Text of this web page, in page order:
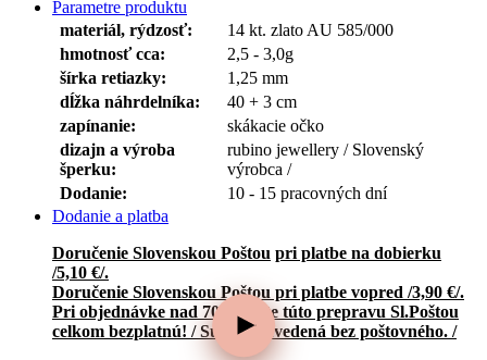
Parametre produktu
materiál, rýdzosť:
14 kt. zlato AU 585/000
hmotnosť cca:
2,5 - 3,0g
šírka retiazky:
1,25 mm
dĺžka náhrdelníka:
40 + 3 cm
zapínanie:
skákacie očko
dizajn a výroba
šperku:
rubino jewellery / Slovenský
výrobca /
Dodanie:
10 - 15 pracovných dní
Dodanie a platba
Doručenie Slovenskou Poštou pri platbe na dobierku
/5,10 €/.
Doručenie Slovenskou Poštou pri platbe vopred /3,90 €/.
Pri objednávke nad 70,-€ máte túto prepravu Sl.Poštou
celkom bezplatnú! / Suma je uvedená bez poštovného. /